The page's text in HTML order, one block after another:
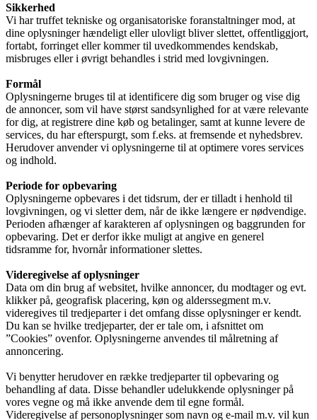
Sikkerhed
Vi har truffet tekniske og organisatoriske foranstaltninger mod, at
dine oplysninger hændeligt eller ulovligt bliver slettet, offentliggjort,
fortabt, forringet eller kommer til uvedkommendes kendskab,
misbruges eller i øvrigt behandles i strid med lovgivningen.
Formål
Oplysningerne bruges til at identificere dig som bruger og vise dig
de annoncer, som vil have størst sandsynlighed for at være relevante
for dig, at registrere dine køb og betalinger, samt at kunne levere de
services, du har efterspurgt, som f.eks. at fremsende et nyhedsbrev.
Herudover anvender vi oplysningerne til at optimere vores services
og indhold.
Periode for opbevaring
Oplysningerne opbevares i det tidsrum, der er tilladt i henhold til
lovgivningen, og vi sletter dem, når de ikke længere er nødvendige.
Perioden afhænger af karakteren af oplysningen og baggrunden for
opbevaring. Det er derfor ikke muligt at angive en generel
tidsramme for, hvornår informationer slettes.
Videregivelse af oplysninger
Data om din brug af websitet, hvilke annoncer, du modtager og evt.
klikker på, geografisk placering, køn og alderssegment m.v.
videregives til tredjeparter i det omfang disse oplysninger er kendt.
Du kan se hvilke tredjeparter, der er tale om, i afsnittet om
”Cookies” ovenfor. Oplysningerne anvendes til målretning af
annoncering.
Vi benytter herudover en række tredjeparter til opbevaring og
behandling af data. Disse behandler udelukkende oplysninger på
vores vegne og må ikke anvende dem til egne formål.
Videregivelse af personoplysninger som navn og e-mail m.v. vil kun